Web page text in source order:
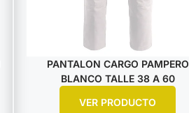
PANTALON CARGO PAMPERO
BLANCO TALLE 38 A 60
VER PRODUCTO